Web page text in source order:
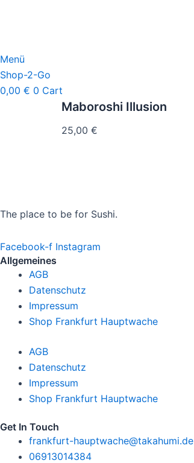
Menü
Shop-2-Go
0,00 € 0 Cart
Maboroshi Illusion
25,00 €
The place to be for Sushi.
Facebook-f Instagram
Allgemeines
AGB
Datenschutz
Impressum
Shop Frankfurt Hauptwache
AGB
Datenschutz
Impressum
Shop Frankfurt Hauptwache
Get In Touch
frankfurt-hauptwache@takahumi.de
06913014384